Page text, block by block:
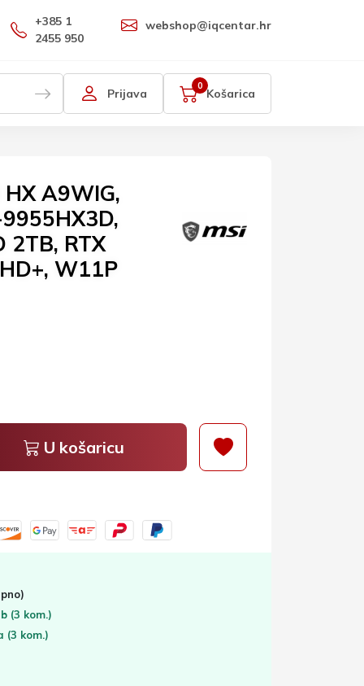
+385 1
2455 950
webshop@iqcentar.hr
Prijava Košarica
0
A9WIG,
2TB, RTX
W11P
U košaricu
(3 kom.)
(3 kom.)